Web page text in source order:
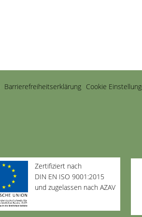
Barriere­freiheits­erklärung Cookie
Zertifiziert nach
DIN EN ISO 9001:2015
und zugelassen nach AZAV